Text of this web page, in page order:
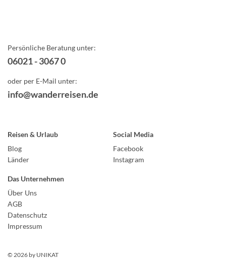
Persönliche Beratung unter:
06021 - 3067 0
oder per E-Mail unter:
info@wanderreisen.de
Reisen & Urlaub
Blog
Länder
Social Media
Facebook
Instagram
Das Unternehmen
Über Uns
AGB
Datenschutz
Impressum
© 2026 by UNIKAT